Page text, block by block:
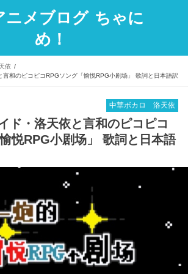
ニメブログ ちゃに
め！
依
言和のピコピコRPGソング「愉悦RPG小剧场」 歌詞と日本語訳
中華ボカロ 洛天依
ド・洛天依と言和のピコピコ
悦RPG小剧场」 歌詞と日本語